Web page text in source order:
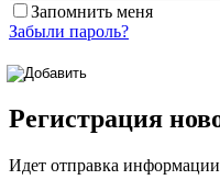
Запомнить меня
Забыли пароль?
Регистрация
Идет отправка